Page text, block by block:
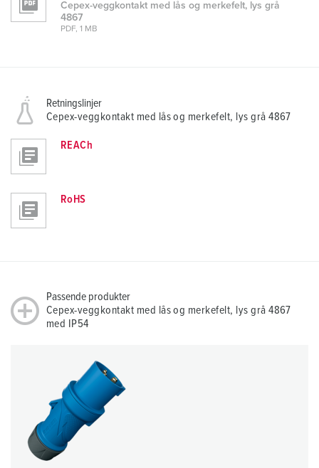
Cepex-veggkontakt med lås og merkefelt, lys grå
4867
PDF, 1 MB
Retningslinjer
Cepex-veggkontakt med lås og merkefelt, lys grå 4867
REACh
RoHS
Passende produkter
Cepex-veggkontakt med lås og merkefelt, lys grå 4867
med IP54